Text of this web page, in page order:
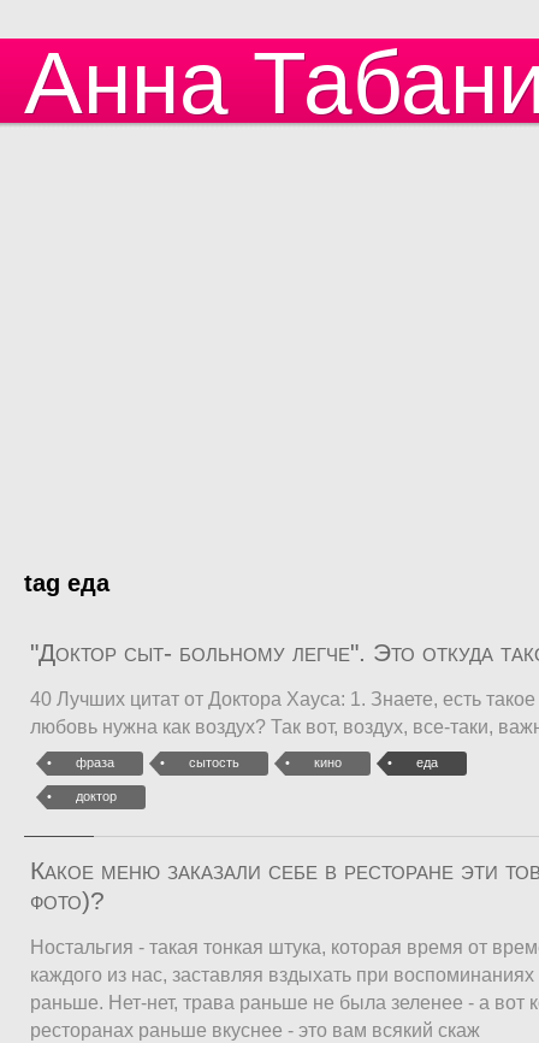
Анна
tag еда
"Доктор сыт- больному легче". Это откуда
40 Лучших цитат от Доктора Хауса: 1. Знаете, есть
любовь нужна как воздух? Так вот, воздух, все-таки,
фраза сытость кино еда
доктор
Какое меню заказали себе в ресторане эти
фото)?
Ностальгия - такая тонкая штука, которая время от
каждого из нас, заставляя вздыхать при
раньше. Нет-нет, трава раньше не была зеленее - а вот
ресторанах раньше вкуснее - это вам всякий скаж